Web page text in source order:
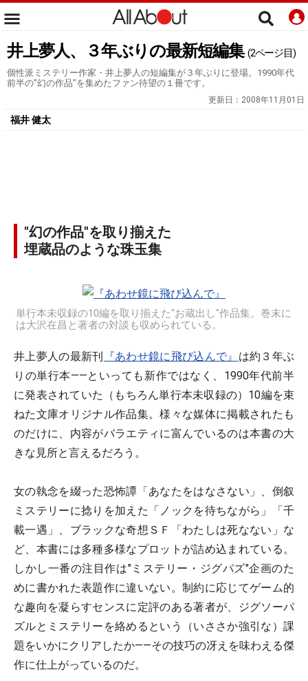
井上夢人、３年ぶりの最新短編集 (2ページ目)
個性派ミステリー作家・井上夢人の短編集が３年ぶりに登場。1990年代
前半の"幻の作品"を集めたファン待望の１冊です。
更新日： 2008年11月01日
福井 健太
"幻の作品"を取り揃えた
埋蔵品のような珠玉集
単行本未収録の10編を取り揃えた"お蔵出し"作品集。巻末に
は大沢在昌と著者の対談も収められている。
井上夢人の最新刊 『あわせ鏡に飛び込んで』 は約３年ぶ
りの単行本――といっても新作ではなく、1990年代前半
に発表されていた（もちろん単行本未収録の）10編を束
ねた文庫オリジナル作品集。様々な媒体に掲載されたも
のだけに、内容がバラエティに富んでいるのは本書の大
きな見所と言えるだろう。
女の執念を綴った恐怖譚「あなたをはなさない」、倒叙
ミステリーに捻りを加えた「ノックを待ちながら」「千
載一遇」、ブラックな奇想ＳＦ「わたしは死なない」な
ど、本書には多種多様なプロットが詰め込まれている。
しかし一番の注目作は"ミステリー・ジグパズ"企画のた
めに書かれた表題作に違いない。制約に応じてゲーム的
な趣向を凝らすセンスに定評のある著者が、ジグソーパ
ズルとミステリーを絡めるという（いささか強引な）課
題をいかにクリアしたか――その技巧の冴えを味わえる傑
作に仕上がっているのだ。